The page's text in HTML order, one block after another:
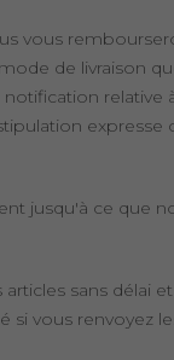
vous
de livraison
jusqu'à ce que
sans délai
vous renvoyez